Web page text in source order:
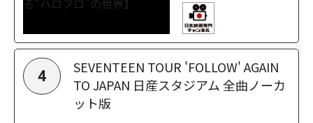
4
SEVENTEEN TOUR 'FOLLOW' AGAIN
TO JAPAN 日産スタジアム 全曲ノーカ
ット版